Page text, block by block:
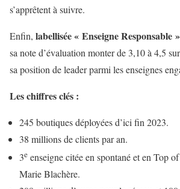
s’apprêtent à suivre.
Enfin, labellisée « Enseigne Responsable »
sa note d’évaluation monter de 3,10 à 4,5
sa position de leader parmi les enseignes
Les chiffres clés :
245 boutiques déployées d’ici fin 2023.
38 millions de clients par an.
3e enseigne citée en spontané et en Top
Marie Blachère.